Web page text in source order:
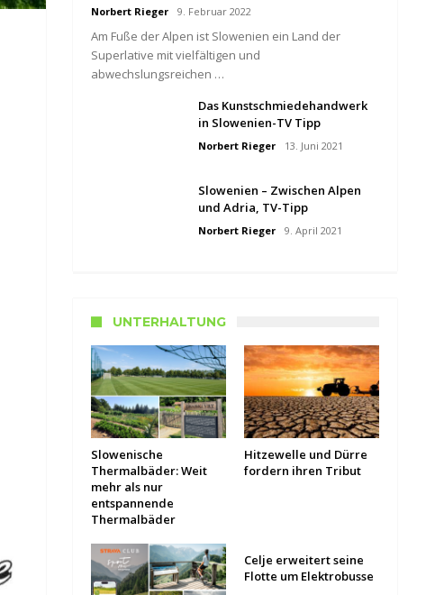
Norbert Rieger 9. Februar 2022
Am Fuße der Alpen ist Slowenien ein Land der
Superlative mit vielfältigen und
abwechslungsreichen …
Das Kunstschmiedehandwerk
in Slowenien-TV Tipp
Norbert Rieger 13. Juni 2021
Slowenien – Zwischen Alpen
und Adria, TV-Tipp
Norbert Rieger 9. April 2021
UNTERHALTUNG
Slowenische
Thermalbäder: Weit
mehr als nur
entspannende
Thermalbäder
Hitzewelle und Dürre
fordern ihren Tribut
Celje erweitert seine
Flotte um Elektrobusse